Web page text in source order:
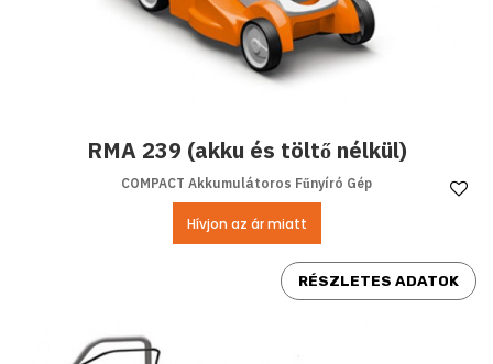
RMA 239 (akku és töltő nélkül)
COMPACT Akkumulátoros Fűnyíró Gép
Hívjon az ár miatt
RÉSZLETES ADATOK